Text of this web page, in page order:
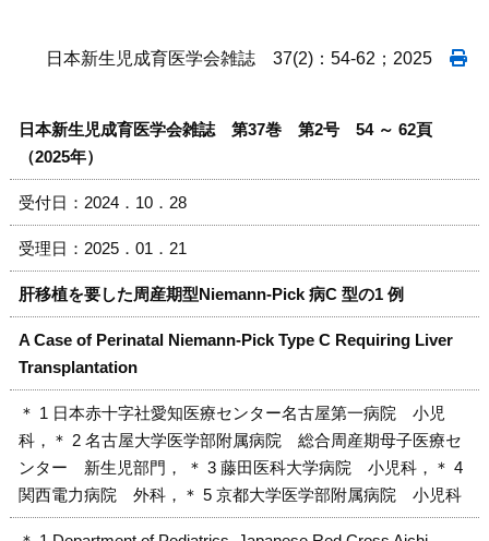
日本新生児成育医学会雑誌 37(2)：54-62；2025
日本新生児成育医学会雑誌 第37巻 第2号 54 ～ 62頁
（2025年）
受付日：2024．10．28
受理日：2025．01．21
肝移植を要した周産期型Niemann-Pick 病C 型の1 例
A Case of Perinatal Niemann-Pick Type C Requiring Liver
Transplantation
＊ 1 日本赤十字社愛知医療センター名古屋第一病院 小児
科，＊ 2 名古屋大学医学部附属病院 総合周産期母子医療セ
ンター 新生児部門， ＊ 3 藤田医科大学病院 小児科，＊ 4
関西電力病院 外科，＊ 5 京都大学医学部附属病院 小児科